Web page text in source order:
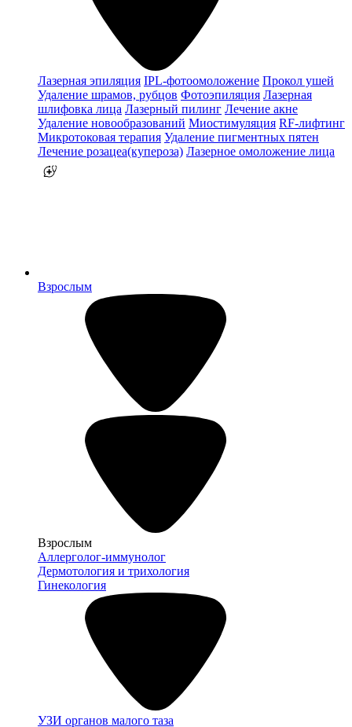
Лазерная эпиляция IPL-фотоомоложение Прокол ушей
Удаление шрамов, рубцов Фотоэпиляция Лазерная
шлифовка лица Лазерный пилинг Лечение акне
Удаление новообразований Миостимуляция RF-лифтинг
Микротоковая терапия Удаление пигментных пятен
Лечение розацеа(купероза) Лазерное омоложение лица
Взрослым
Взрослым
Аллерголог-иммунолог
Дермотология и трихология
Гинекология
УЗИ органов малого таза